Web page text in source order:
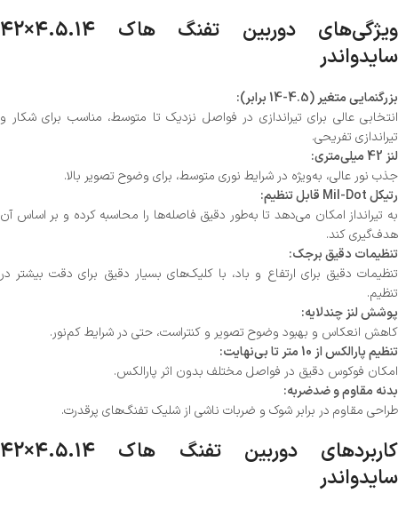
ویژگی‌های دوربین تفنگ هاک 4.5.14×42
سایدواندر
بزرگنمایی متغیر (4.5-14 برابر):
انتخابی عالی برای تیراندازی در فواصل نزدیک تا متوسط، مناسب برای شکار و
تیراندازی تفریحی.
لنز 42 میلی‌متری:
جذب نور عالی، به‌ویژه در شرایط نوری متوسط، برای وضوح تصویر بالا.
رتیکل Mil-Dot قابل تنظیم:
به تیرانداز امکان می‌دهد تا به‌طور دقیق فاصله‌ها را محاسبه کرده و بر اساس آن
هدف‌گیری کند.
تنظیمات دقیق برجک:
تنظیمات دقیق برای ارتفاع و باد، با کلیک‌های بسیار دقیق برای دقت بیشتر در
تنظیم.
پوشش لنز چندلایه:
کاهش انعکاس و بهبود وضوح تصویر و کنتراست، حتی در شرایط کم‌نور.
تنظیم پارالکس از 10 متر تا بی‌نهایت:
امکان فوکوس دقیق در فواصل مختلف بدون اثر پارالکس.
بدنه مقاوم و ضدضربه:
طراحی مقاوم در برابر شوک و ضربات ناشی از شلیک تفنگ‌های پرقدرت.
کاربردهای دوربین تفنگ هاک 4.5.14×42
سایدواندر